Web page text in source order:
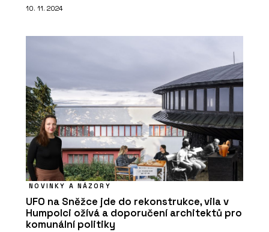
10. 11. 2024
NOVINKY A NÁZORY
UFO na Sněžce jde do rekonstrukce, vila v
Humpolci ožívá a doporučení architektů pro
komunální politiky